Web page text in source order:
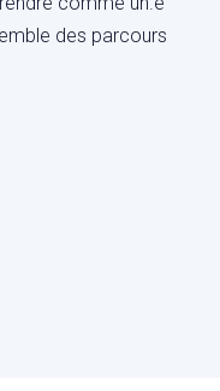
des parcours